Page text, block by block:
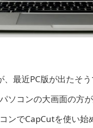
、最近PC版が出たそ
ソコンの大画面の方
ンでCapCutを使い始